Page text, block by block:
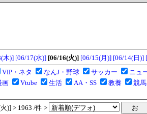
木)] [06/17(水)] [06/16(火)] [06/15(月)] [06/14(日)]
VIP・ネタ なんJ・野球 サッカー ニュ
画 Vtube 生活 AA・SS 教養 競
)] > 1963 /件 >